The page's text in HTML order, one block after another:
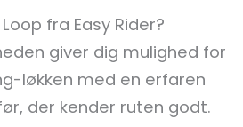
fra Easy Rider?
giver dig mulighed for
løkken med en erfaren
der kender ruten godt.